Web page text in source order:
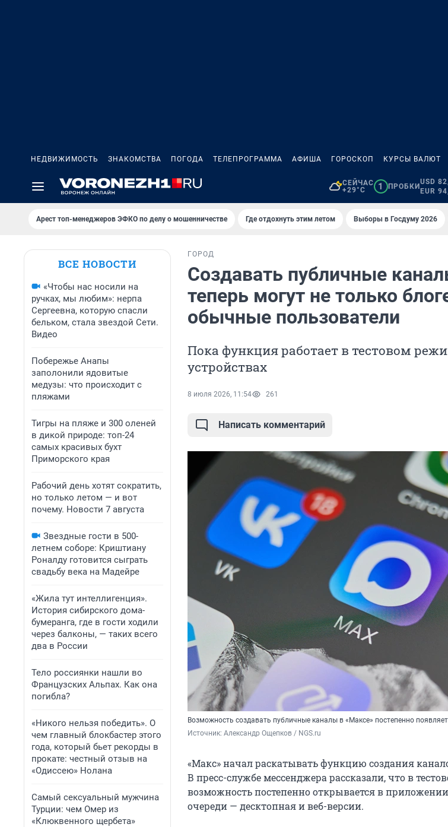
НЕДВИЖИМОСТЬ ЗНАКОМСТВА ПОГОДА ТЕЛЕПРОГРАММА АФИША ГОРОСКОП КУРСЫ ВАЛЮТ
СЕЙЧАС
+29°C
1 ПРОБКИ
USD
EUR
Арест топ-менеджеров ЭФКО по делу о мошенничестве Где отдохнуть этим летом Выборы в Госдуму 2026
ВСЕ НОВОСТИ
«Чтобы нас носили на
ручках, мы любим»: нерпа
Сергеевна, которую спасли
бельком, стала звездой Сети.
Видео
Побережье Анапы
заполонили ядовитые
медузы: что происходит с
пляжами
Тигры на пляже и 300 оленей
в дикой природе: топ-24
самых красивых бухт
Приморского края
Рабочий день хотят сократить,
но только летом — и вот
почему. Новости 7 августа
Звездные гости в 500-
летнем соборе: Криштиану
Роналду готовится сыграть
свадьбу века на Мадейре
«Жила тут интеллигенция».
История сибирского дома-
бумеранга, где в гости ходили
через балконы, — таких всего
два в России
Тело россиянки нашли во
Французских Альпах. Как она
погибла?
«Никого нельзя победить». О
чем главный блокбастер этого
года, который бьет рекорды в
прокате: честный отзыв на
«Одиссею» Нолана
Самый сексуальный мужчина
Турции: чем Омер из
«Клюквенного щербета»
ГОРОД
Создавать публичные
теперь могут не только
обычные пользователи
Пока функция работает в тестовом
устройствах
8 июля 2026, 11:54 261
Написать комментарий
Возможность создавать публичные каналы в «Максе» постепенно
Источник: Александр Ощепков / NGS.ru
«Макс» начал раскатывать функцию создания
В пресс-службе мессенджера рассказали, что в
возможность постепенно открывается в
очереди — десктопная и веб-версии.